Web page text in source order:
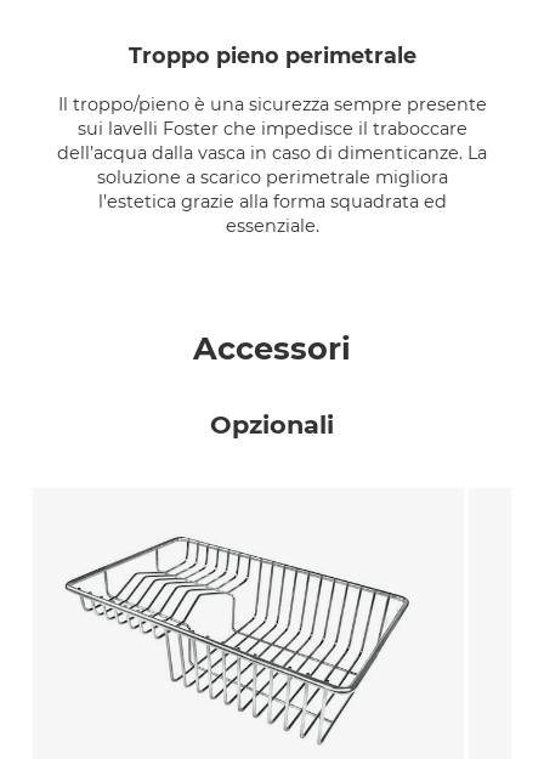
troppo pieno perimetrale
Il troppo/pieno è una sicurezza sempre presente
sui lavelli Foster che impedisce il traboccare
dell’acqua dalla vasca in caso di dimenticanze. La
soluzione a scarico perimetrale migliora
l’estetica grazie alla forma squadrata ed
essenziale.
Accessori
Opzionali